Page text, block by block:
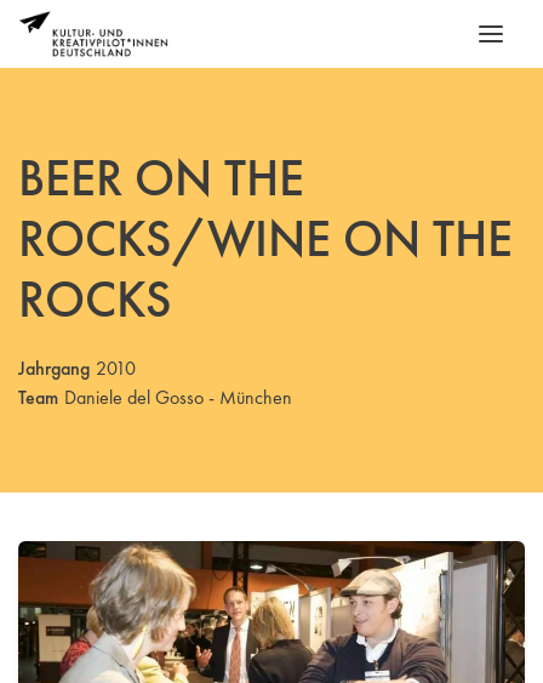
BEER ON THE
ROCKS/WINE ON THE
ROCKS
Jahrgang 2010
Team Daniele del Gosso - München